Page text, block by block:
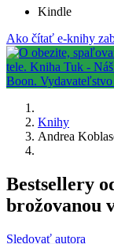
Kindle
Ako čítať e-knihy
Knihy
Andrea
Bestsellery
brožovanou
Sledovať autora